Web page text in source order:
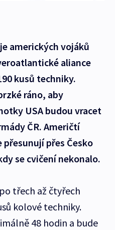
amerických vojáků
aliance
kusů techniky.
ráno, aby
USA budou vracet
ČR. Američtí
přesunují přes Česko
se cvičení nekonalo.
třech až čtyřech
kolové techniky.
48 hodin a bude